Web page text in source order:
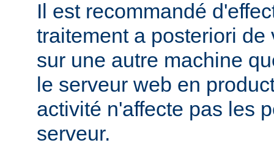
Il est recommandé
traitement a posteriori
sur une autre machine
le serveur web en
activité n'affecte pas les
serveur.